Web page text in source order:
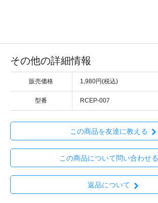
その他の詳細情報
販売価格 1,980円(税込)
型番 RCEP-007
この商品を友達に教える
この商品について問い合わせる
返品について